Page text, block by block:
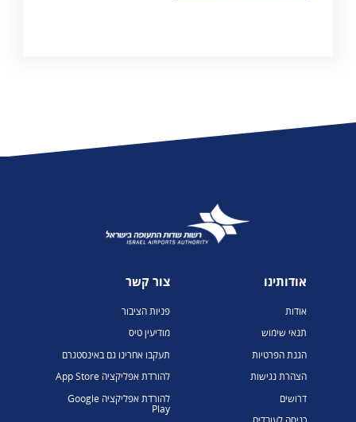
אודותינו
אודות
תנאי שימוש
הגנת הפרטיות
הצהרת נגישות
דרושים
צור קשר
פניות הציבור
מודיעין טיס
תעקבו אחרינו גם באינסטגרם
להורדת אפליקציה App Store
להורדת אפליקציה Google
Play